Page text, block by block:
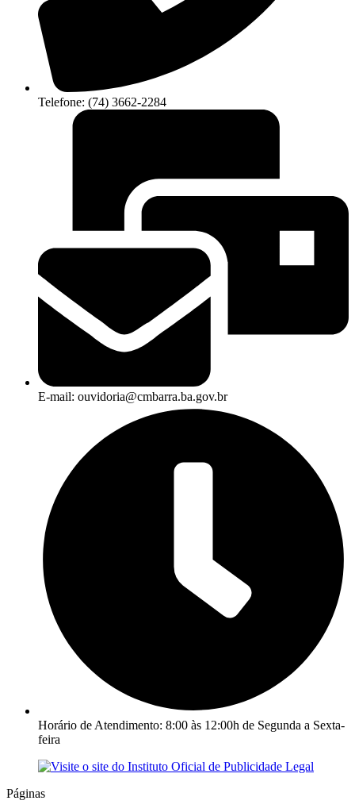
Telefone: (74) 3662-2284
E-mail: ouvidoria@cmbarra.ba.gov.br
Horário de Atendimento: 8:00 às 12:00h de Segunda a Sexta-
feira
Páginas